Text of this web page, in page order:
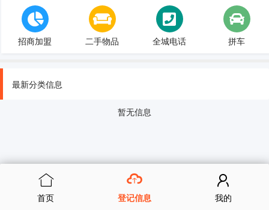
招商加盟 二手物品 全城电话 拼车
最新分类信息
暂无信息
首页 登记信息 我的